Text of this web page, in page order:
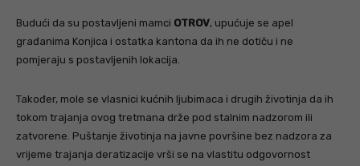
Budući da su postavljeni mamci OTROV, upućuje se apel
građanima Konjica i ostatka kantona da ih ne dotiču i ne
pomjeraju s postavljenih lokacija.
Također, mole se vlasnici kućnih ljubimaca i drugih životinja da ih
tokom trajanja ovog tretmana drže pod stalnim nadzorom ili
zatvorene. Puštanje životinja na javne površine bez nadzora za
vrijeme trajanja deratizacije vrši se na vlastitu odgovornost